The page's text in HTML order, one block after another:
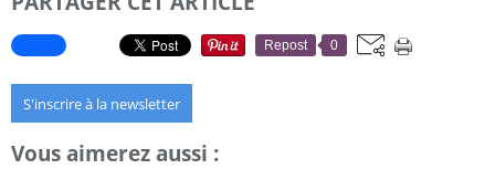
Repost 0
S'inscrire à la newsletter
Vous aimerez aussi :